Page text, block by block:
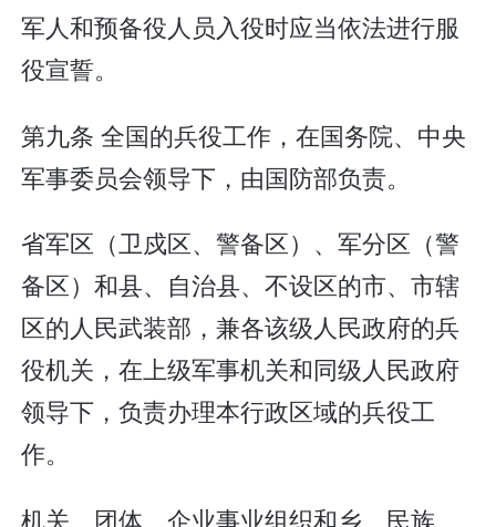
军人和预备役人员入役时应当依法进行服
役宣誓。
第九条 全国的兵役工作，在国务院、中央
军事委员会领导下，由国防部负责。
省军区（卫戍区、警备区）、军分区（警
备区）和县、自治县、不设区的市、市辖
区的人民武装部，兼各该级人民政府的兵
役机关，在上级军事机关和同级人民政府
领导下，负责办理本行政区域的兵役工
作。
机关、团体、企业事业组织和乡、民族